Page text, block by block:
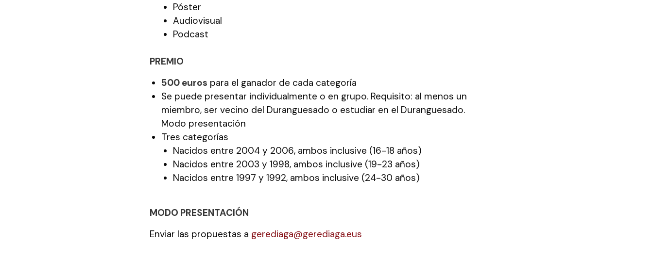
Póster
Audiovisual
Podcast
PREMIO
500 euros para el ganador de cada categoría
Se puede presentar individualmente o en grupo. Requisito: al menos un
miembro, ser vecino del Duranguesado o estudiar en el Duranguesado.
Modo presentación
Tres categorías
Nacidos entre 2004 y 2006, ambos inclusive (16-18 años)
Nacidos entre 2003 y 1998, ambos inclusive (19-23 años)
Nacidos entre 1997 y 1992, ambos inclusive (24-30 años)
MODO PRESENTACIÓN
Enviar las propuestas a gerediaga@gerediaga.eus